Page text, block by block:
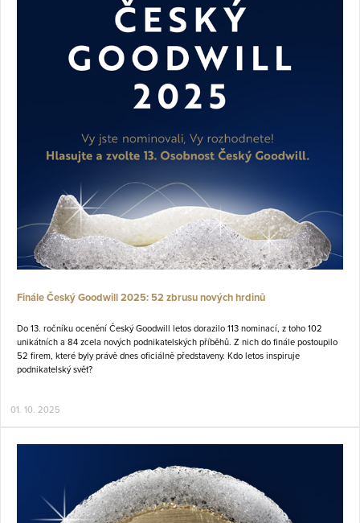
Finále Český Goodwill 2025: 52 zbrusu nových hrdinů
Do 13. ročníku ocenění Český Goodwill letos dorazilo 113 nominací, z toho 102
unikátních a 84 zcela nových podnikatelských příběhů. Z nich do finále postoupilo
52 firem, které byly právě dnes oficiálně představeny. Kdo letos inspiruje
podnikatelský svět?
01. 10. 2025